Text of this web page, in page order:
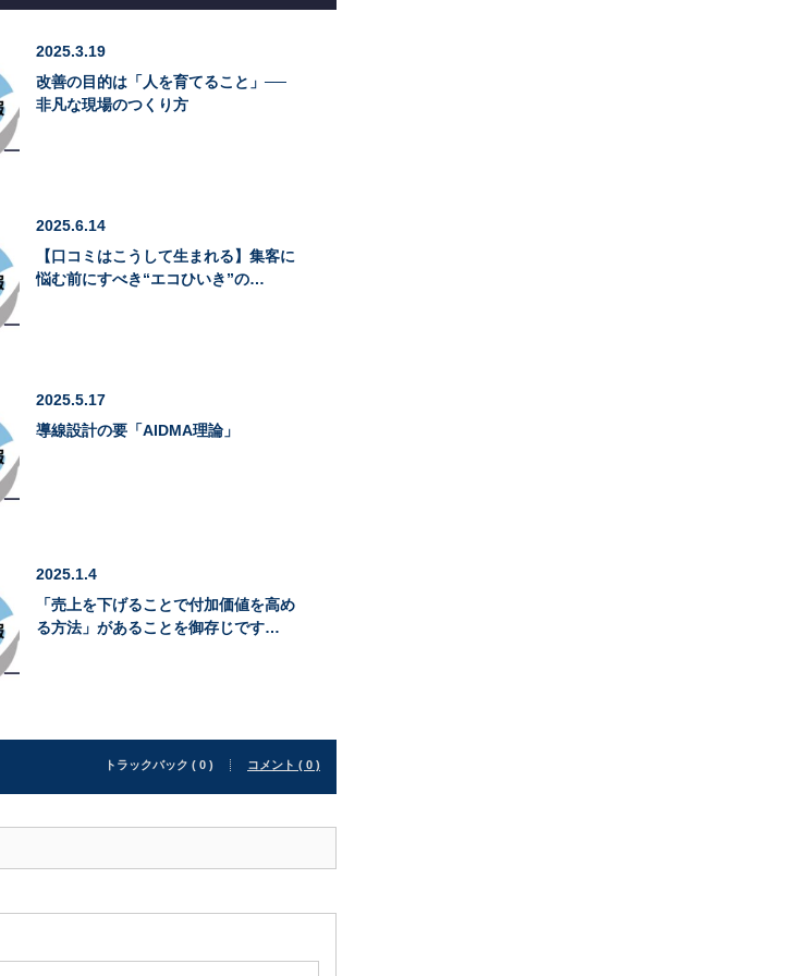
2025.3.19
改善の目的は「人を育てること」──
非凡な現場のつくり方
2025.6.14
【口コミはこうして生まれる】集客に
悩む前にすべき“エコひいき”の…
2025.5.17
導線設計の要「AIDMA理論」
2025.1.4
「売上を下げることで付加価値を高め
る方法」があることを御存じです…
トラックバック ( 0 ) コメント ( 0 )